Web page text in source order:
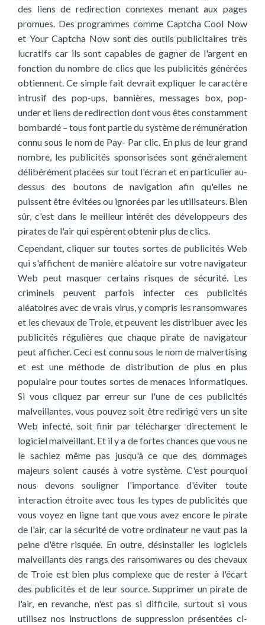
des liens de redirection connexes menant aux pages
promues. Des programmes comme Captcha Cool Now
et Your Captcha Now sont des outils publicitaires très
lucratifs car ils sont capables de gagner de l'argent en
fonction du nombre de clics que les publicités générées
obtiennent. Ce simple fait devrait expliquer le caractère
intrusif des pop-ups, bannières, messages box, pop-
under et liens de redirection dont vous êtes constamment
bombardé – tous font partie du système de rémunération
connu sous le nom de Pay- Par clic. En plus de leur grand
nombre, les publicités sponsorisées sont généralement
délibérément placées sur tout l'écran et en particulier au-
dessus des boutons de navigation afin qu'elles ne
puissent être évitées ou ignorées par les utilisateurs. Bien
sûr, c'est dans le meilleur intérêt des développeurs des
pirates de l'air qui espèrent obtenir plus de clics.
Cependant, cliquer sur toutes sortes de publicités Web
qui s'affichent de manière aléatoire sur votre navigateur
Web peut masquer certains risques de sécurité. Les
criminels peuvent parfois infecter ces publicités
aléatoires avec de vrais virus, y compris les ransomwares
et les chevaux de Troie, et peuvent les distribuer avec les
publicités régulières que chaque pirate de navigateur
peut afficher. Ceci est connu sous le nom de malvertising
et est une méthode de distribution de plus en plus
populaire pour toutes sortes de menaces informatiques.
Si vous cliquez par erreur sur l'une de ces publicités
malveillantes, vous pouvez soit être redirigé vers un site
Web infecté, soit finir par télécharger directement le
logiciel malveillant. Et il y a de fortes chances que vous ne
le sachiez même pas jusqu'à ce que des dommages
majeurs soient causés à votre système. C'est pourquoi
nous devons souligner l'importance d'éviter toute
interaction étroite avec tous les types de publicités que
vous voyez en ligne tant que vous avez encore le pirate
de l'air, car la sécurité de votre ordinateur ne vaut pas la
peine d'être risquée. En outre, désinstaller les logiciels
malveillants des rangs des ransomwares ou des chevaux
de Troie est bien plus complexe que de rester à l'écart
des publicités et de leur source. Supprimer un pirate de
l'air, en revanche, n'est pas si difficile, surtout si vous
utilisez nos instructions de suppression présentées ci-